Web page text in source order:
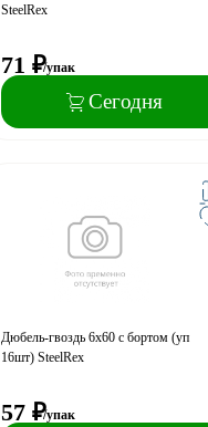
SteelRex
71 ₽/упак
Сегодня
Дюбель-гвоздь 6x60 с бортом (уп
16шт) SteelRex
57 ₽/упак